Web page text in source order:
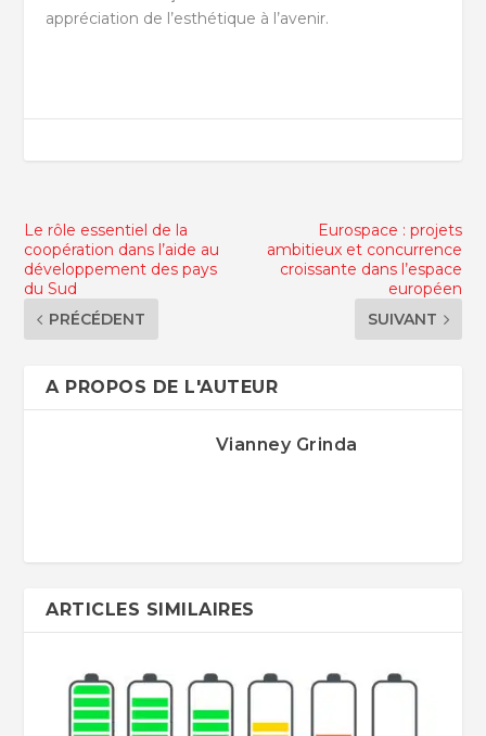
appréciation de l’esthétique à l’avenir.
Le rôle essentiel de la
coopération dans l’aide au
développement des pays
du Sud
PRÉCÉDENT
Eurospace : projets
ambitieux et concurrence
croissante dans l’espace
européen
SUIVANT
A PROPOS DE L'AUTEUR
Vianney Grinda
ARTICLES SIMILAIRES